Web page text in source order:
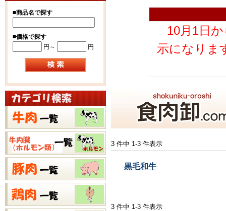
■商品名で探す
■価格で探す
円～
円
10月1日
示になりま
3 件中 1-3 件表示
黒毛和牛
3 件中 1-3 件表示